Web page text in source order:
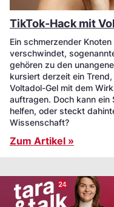
TikTok-Hack mit
Ein schmerzender
verschwindet,
gehören zu den
kursiert derzeit ein
Voltadol-Gel mit dem
auftragen. Doch kann
helfen, oder steckt
Wissenschaft?
Zum Artikel »